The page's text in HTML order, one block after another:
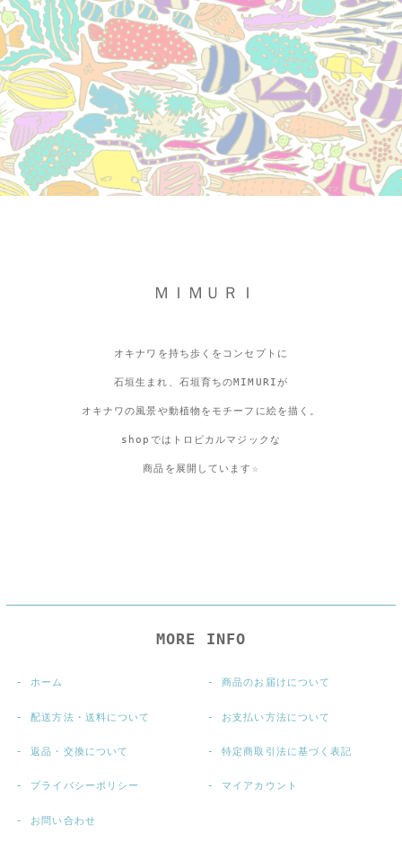
ＭＩＭＵＲＩ
オキナワを持ち歩くをコンセプトに
石垣生まれ、石垣育ちのMIMURIが
オキナワの風景や動植物をモチーフに絵を描く。
shopではトロピカルマジックな
商品を展開しています☆
MORE INFO
ホーム 商品のお届けについて
配送方法・送料について お支払い方法について
返品・交換について 特定商取引法に基づく表記
プライバシーポリシー マイアカウント
お問い合わせ